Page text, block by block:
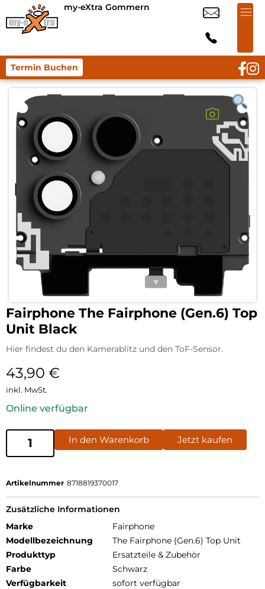
my-eXtra Gommern
Termin Buchen
Fairphone The Fairphone (Gen.6) Top
Unit Black
Hier findest du den Kamerablitz und den ToF-Sensor.
43,90 €
inkl. MwSt.
Online verfügbar
In den Warenkorb Jetzt kaufen
Artikelnummer 8718819370017
Zusätzliche Informationen
Marke
Fairphone
Modellbezeichnung
The Fairphone (Gen.6) Top Unit
Produkttyp
Ersatzteile & Zubehör
Farbe
Schwarz
Verfügbarkeit
sofort verfügbar